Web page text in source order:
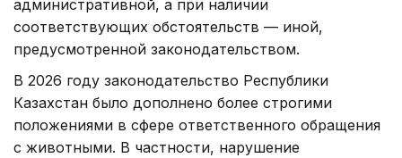
административной, а при наличии
соответствующих обстоятельств — иной,
предусмотренной законодательством.
В 2026 году законодательство Республики
Казахстан было дополнено более строгими
положениями в сфере ответственного обращения
с животными. В частности, нарушение